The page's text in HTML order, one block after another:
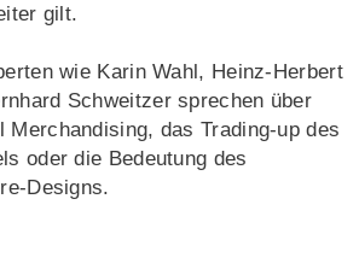
gilt.
wie Karin Wahl, Heinz-Herbert
Schweitzer sprechen über
Merchandising, das Trading-up des
oder die Bedeutung des
Designs.